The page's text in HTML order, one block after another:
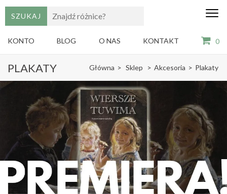
KONTO BLOG O NAS KONTAKT 0
content
Gry,
i
książki
dla
PLAKATY Główna > Sklep > Akcesoria > Plakaty